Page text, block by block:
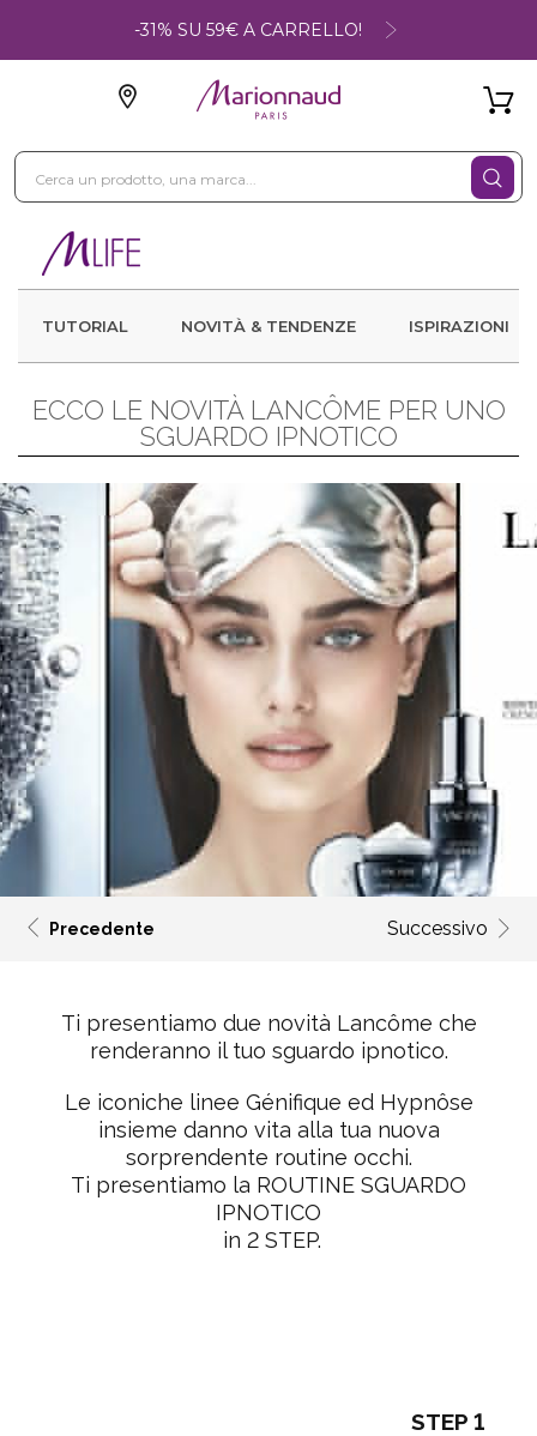
-31% SU 59€ A CARRELLO!
TUTORIAL NOVITÀ & TENDENZE ISPIRAZIONI
ECCO LE NOVITÀ LANCÔME PER UNO
SGUARDO IPNOTICO
Precedente Successivo
Ti presentiamo due novità Lancôme che
renderanno il tuo sguardo ipnotico.
Le iconiche linee Génifique ed Hypnôse
insieme danno vita alla tua nuova
sorprendente routine occhi.
Ti presentiamo la ROUTINE SGUARDO
IPNOTICO
in 2 STEP.
STEP 1